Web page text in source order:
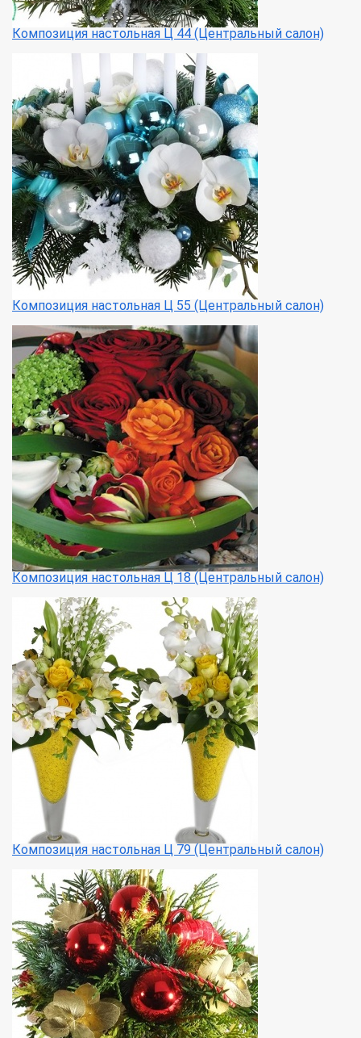
Композиция настольная Ц 44 (Центральный салон)
Композиция настольная Ц 55 (Центральный салон)
Композиция настольная Ц 18 (Центральный салон)
Композиция настольная Ц 79 (Центральный салон)